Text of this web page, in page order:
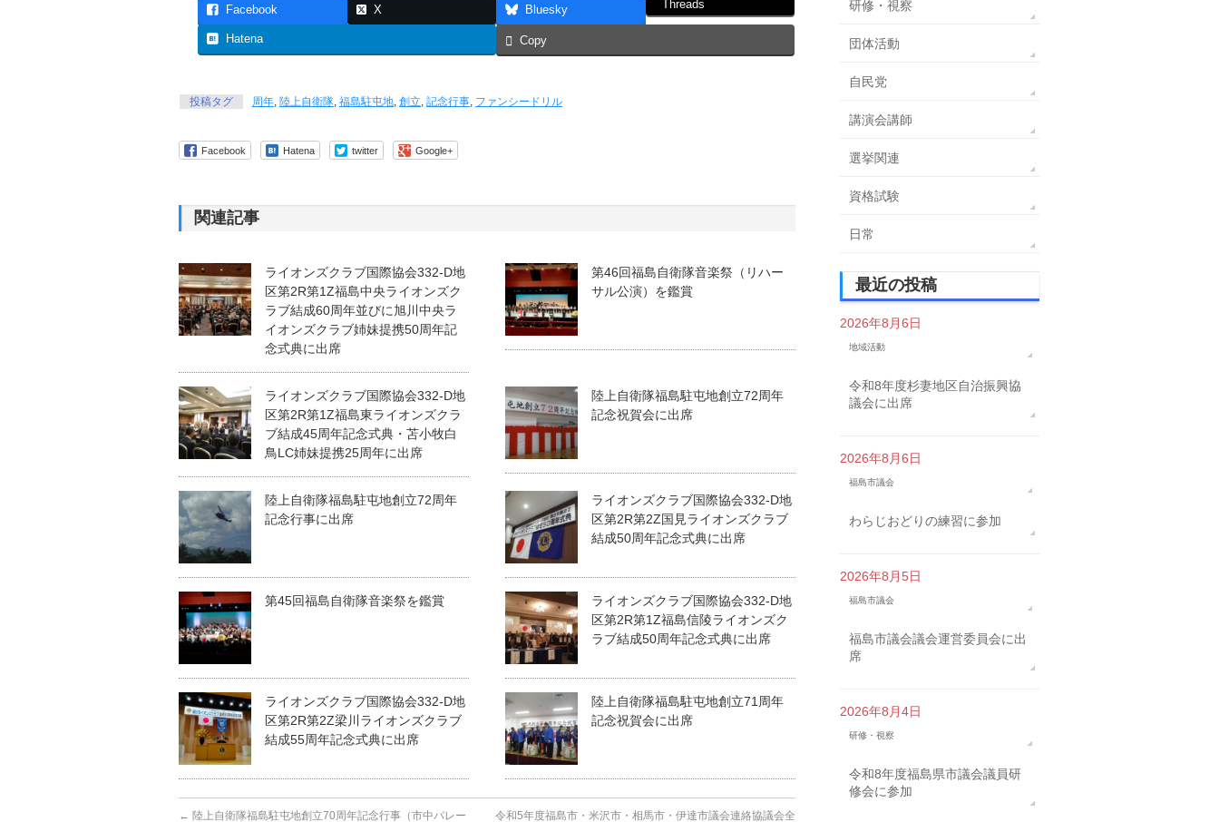
Facebook X Bluesky Threads
Hatena Copy
投稿タグ 周年, 陸上自衛隊, 福島駐屯地, 創立, 記念行事, ファンシードリル
Facebook Hatena twitter Google+
関連記事
ライオンズクラブ国際協会332-D地
区第2R第1Z福島中央ライオンズク
ラブ結成60周年並びに旭川中央ラ
イオンズクラブ姉妹提携50周年記
念式典に出席
第46回福島自衛隊音楽祭（リハー
サル公演）を鑑賞
ライオンズクラブ国際協会332-D地
区第2R第1Z福島東ライオンズクラ
ブ結成45周年記念式典・苫小牧白
鳥LC姉妹提携25周年に出席
陸上自衛隊福島駐屯地創立72周年
記念祝賀会に出席
陸上自衛隊福島駐屯地創立72周年
記念行事に出席
ライオンズクラブ国際協会332-D地
区第2R第2Z国見ライオンズクラブ
結成50周年記念式典に出席
第45回福島自衛隊音楽祭を鑑賞
ライオンズクラブ国際協会332-D地
区第2R第1Z福島信陵ライオンズク
ラブ結成50周年記念式典に出席
ライオンズクラブ国際協会332-D地
区第2R第2Z梁川ライオンズクラブ
結成55周年記念式典に出席
陸上自衛隊福島駐屯地創立71周年
記念祝賀会に出席
← 陸上自衛隊福島駐屯地創立70周年記念行事（市中パレー
令和5年度福島市・米沢市・相馬市・伊達市議会連絡協議会全
研修・視察
団体活動
自民党
講演会講師
選挙関連
資格試験
日常
最近の投稿
2026年8月6日
地域活動
令和8年度杉妻地区自治振興協
議会に出席
2026年8月6日
福島市議会
わらじおどりの練習に参加
2026年8月5日
福島市議会
福島市議会議会運営委員会に出
席
2026年8月4日
研修・視察
令和8年度福島県市議会議員研
修会に参加